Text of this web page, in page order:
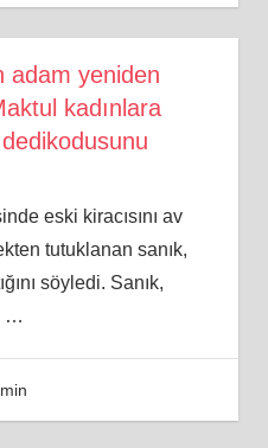
adam yeniden
kadınlara
dedikodusunu
eski kiracısını av
tutuklanan sanık,
söyledi. Sanık,
…